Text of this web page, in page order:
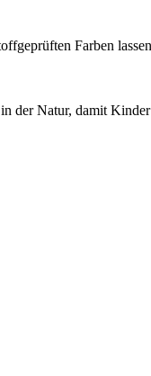
Farben
der Natur, damit